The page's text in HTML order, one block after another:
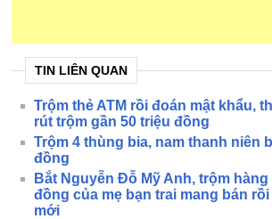
TIN LIÊN QUAN
Trộm thẻ ATM rồi đoán mật khẩu,
rút trộm gần 50 triệu đồng
Trộm 4 thùng bia, nam thanh niên
đồng
Bắt Nguyễn Đỗ Mỹ Anh, trộm
đồng của mẹ bạn trai mang bán
mới